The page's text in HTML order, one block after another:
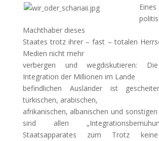
Machthaber dieses
Staates trotz ihrer – fast – totalen
Medien nicht mehr
verbergen und wegdiskutieren:
Integration der Millionen im Lande
befindlichen Ausländer ist
türkischen, arabischen,
afrikanischen, albanischen und
sind allen
Staatsapparates zum Trotz